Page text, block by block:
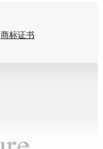
商标证书